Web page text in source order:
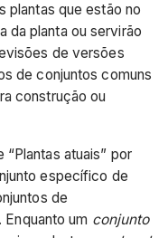
plantas que estão no
da planta ou servirão
de versões
de conjuntos comuns
construção ou
atuais” por
específico de
de
. Enquanto um conjunto